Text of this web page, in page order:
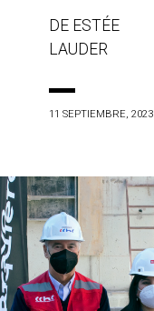
DE ESTÉE
LAUDER
11 SEPTIEMBRE, 2023